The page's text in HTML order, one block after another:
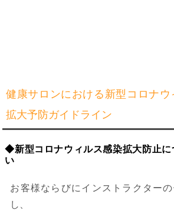
健康サロンにおける新型コロナ
拡大予防ガイドライン
◆新型コロナウィルス感染拡大防止に
い
お客様ならびにインストラクター
し、